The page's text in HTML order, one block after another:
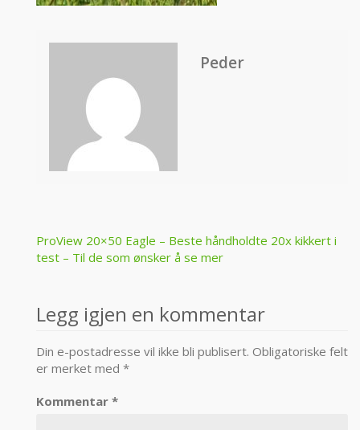
Peder
Post
ProView 20×50 Eagle – Beste håndholdte 20x kikkert i
test – Til de som ønsker å se mer
Legg igjen en kommentar
Din e-postadresse vil ikke bli publisert. Obligatoriske felt
er merket med *
Kommentar *